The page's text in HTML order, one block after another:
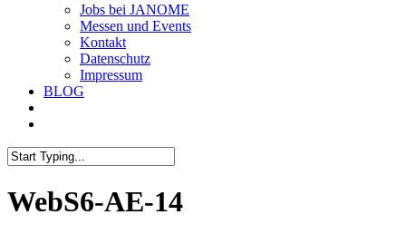
Jobs bei JANOME
Messen und Events
Kontakt
Datenschutz
Impressum
BLOG
WebS6-AE-14